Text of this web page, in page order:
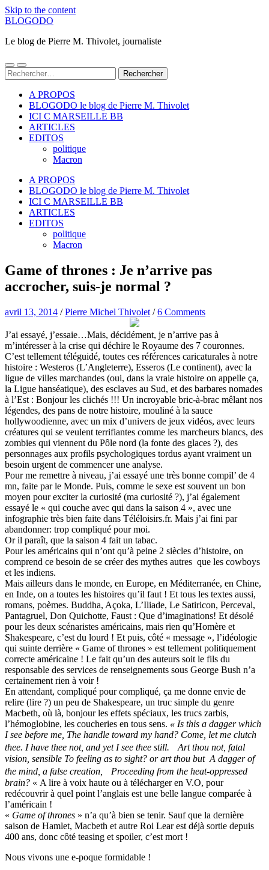
Skip to the content
BLOGODO
Le blog de Pierre M. Thivolet, journaliste
Toggle
mobile
Toggle
search
Rechercher :
A PROPOS
BLOGODO le blog de Pierre M. Thivolet
ICI C MARSEILLE BB
ARTICLES
EDITOS
politique
Macron
A PROPOS
BLOGODO le blog de Pierre M. Thivolet
ICI C MARSEILLE BB
ARTICLES
EDITOS
politique
Macron
Game of thrones : Je n’arrive pas
accrocher, suis-je normal ?
avril 13, 2014 /Pierre Michel Thivolet /6 Comments
J’ai essayé, j’essaie…Mais, décidément, je n’arrive pas à
m’intéresser à la crise qui déchire le Royaume des 7 couronnes.
C’est tellement téléguidé, toutes ces références caricaturales à notre
histoire : Westeros (L’Angleterre), Esseros (Le continent), avec la
ligue de villes marchandes (oui, dans la vraie histoire on appelle ça,
la Ligue hanséatique), des esclaves au Sud, et des barbares nomades
à l’Est : Bonjour les clichés !!! Un incroyable bric-à-brac mêlant nos
légendes, des pans de notre histoire, mouliné à la sauce
hollywoodienne, avec un mix d’univers de jeux vidéos, avec leurs
créatures qui se veulent terrifiantes comme les marcheurs blancs, des
zombies qui viennent du Pôle nord (la fonte des glaces ?), des
personnages aux profils psychologiques tordus ayant vraiment un
besoin urgent de commencer une analyse.
Pour me remettre à niveau, j’ai essayé une très bonne compil’ de 4
mn, faite par le Monde. Puis, comme le sexe est souvent un bon
moyen pour exciter la curiosité (ma curiosité ?), j’ai également
essayé le « qui couche avec qui dans la saison 4 », avec une
infographie très bien faite dans Téléloisirs.fr. Mais j’ai fini par
abandonner: trop compliqué pour moi.
Or il paraît, que la saison 4 fait un tabac.
Pour les américains qui n’ont qu’à peine 2 siècles d’histoire, on
comprend ce besoin de se créer des mythes autres que les cowboys
et les indiens.
Mais ailleurs dans le monde, en Europe, en Méditerranée, en Chine,
en Inde, on a toutes les histoires qu’il faut ! Et tous les textes aussi,
romans, poèmes. Buddha, Açoka, L’Iliade, Le Satiricon, Perceval,
Pantagruel, Don Quichotte, Faust : Que d’imaginations! Et désolé
pour les deux scénaristes américains, mais rien qu’Homère et
Shakespeare, c’est du lourd ! Et puis, côté « message », l’idéologie
qui suinte derrière « Game of thrones » est tellement politiquement
correcte américaine ! Le fait qu’un des auteurs soit le fils du
responsable des services de renseignements sous George Bush n’a
certainement rien à voir !
En attendant, compliqué pour compliqué, ça me donne envie de
relire (lire ?) un peu de Shakespeare, un truc simple du genre
Macbeth, où là, bonjour les effets spéciaux, les trucs zarbis,
l’hémoglobine, les coucheries en tous sens. « Is this a dagger which
I see before me, The handle toward my hand? Come, let me clutch
thee. I have thee not, and yet I see thee still. Art thou not, fatal
vision, sensible To feeling as to sight? or art thou but A dagger of
the mind, a false creation, Proceeding from the heat-oppressed
brain? « A lire à voix haute ou à télécharger en V.O, pour
redécouvrir à quel point l’anglais est une belle langue comparée à
l’américain !
« Game of thrones » n’a qu’à bien se tenir. Sauf que la dernière
saison de Hamlet, Macbeth et autre Roi Lear est déjà sortie depuis
400 ans, donc côté teasing et spoiler, c’est mort !
Nous vivons une e-poque formidable !